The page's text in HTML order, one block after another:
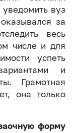
вуз
за
весь
числе и для
успеть
и
Грамотная
она только
форму